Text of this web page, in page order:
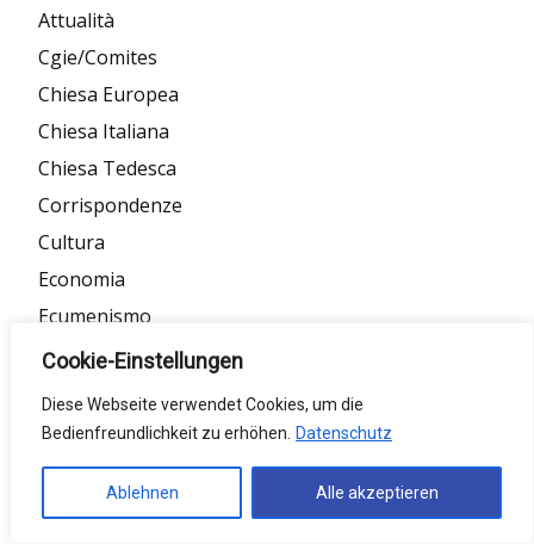
Cookie-Einstellungen
Diese Webseite verwendet Cookies, um die
Bedienfreundlichkeit zu erhöhen.
Datenschutz
Ablehnen Alle akzeptieren
Attualità
Cgie/Comites
Chiesa Europea
Chiesa Italiana
Chiesa Tedesca
Corrispondenze
Cultura
Economia
Ecumenismo
Europa
Giovani
Home
Istituti di Cultura